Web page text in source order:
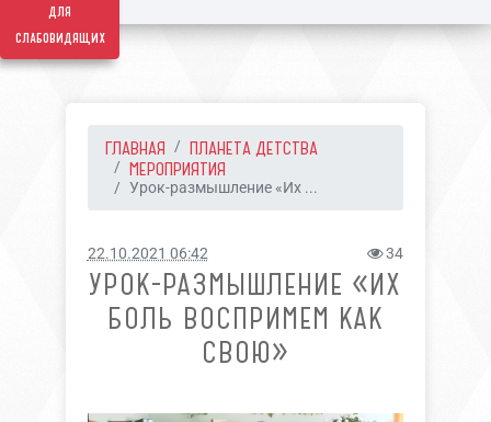
для
слабовидящих
ГЛАВНАЯ
ПЛАНЕТА ДЕТСТВА
МЕРОПРИЯТИЯ
Урок-размышление «Их ...
22.10.2021 06:42 34
УРОК-РАЗМЫШЛЕНИЕ «ИХ
БОЛЬ ВОСПРИМЕМ КАК
СВОЮ»